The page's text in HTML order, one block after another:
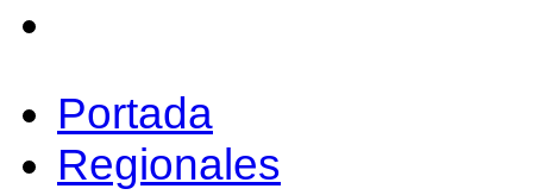
Portada
Regionales